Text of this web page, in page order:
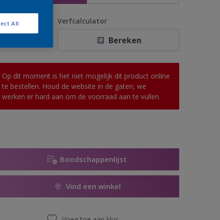
Verfcalculator
Bereken
Op dit moment is het niet mogelijk dit product online
te bestellen. Houd de website in de gaten, we
werken er hard aan om de voorraad aan te vullen.
Boodschappenlijst
Vind een winkel
All